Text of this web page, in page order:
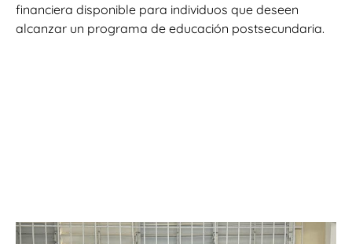
financiera disponible para individuos que deseen
alcanzar un programa de educación postsecundaria.